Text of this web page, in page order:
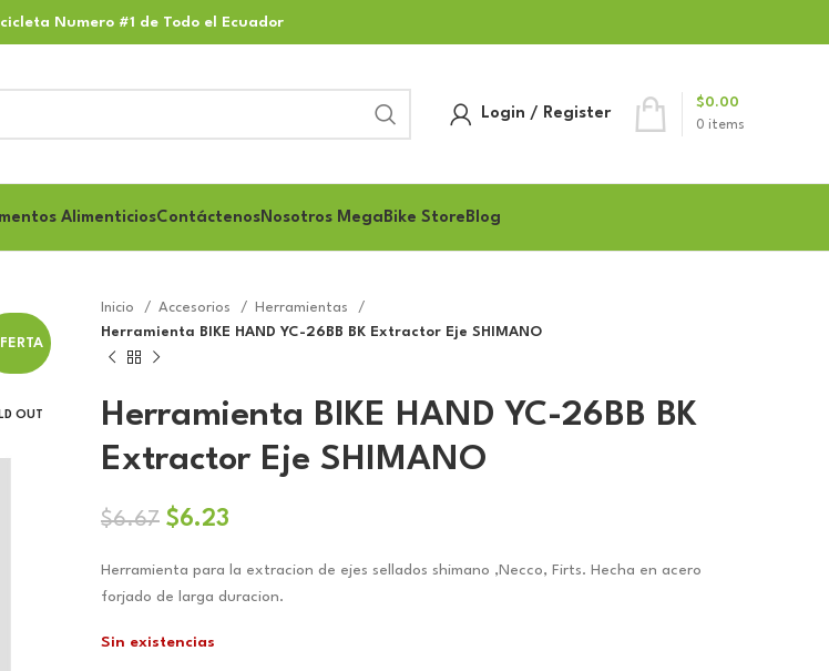
Numero #1 de Todo el Ecuador
Login / Register
0 items
$0.00
AlimenticiosContáctenosNosotros MegaBike Store Blog
OUT
Inicio Accesorios
Herramientas
Herramienta BIKE HAND YC-26BB BK Extractor Eje SHIMANO
Herramienta BIKE HAND YC-26BB BK
Extractor Eje SHIMANO
$6.67 El
original
era:
$6.67.
$6.23
actual
es:
Herramienta para la extracion de ejes sellados shimano ,Necco, Firts. Hecha en acero
forjado de larga duracion.
Sin existencias